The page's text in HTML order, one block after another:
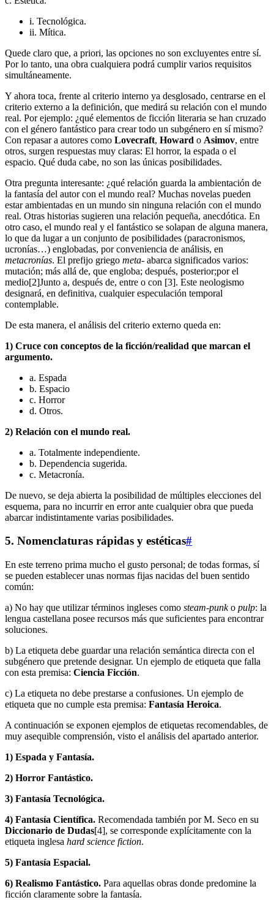
i. Tecnológica.
ii. Mítica.
Quede claro que, a priori, las opciones no son excluyentes entre sí.
Por lo tanto, una obra cualquiera podrá cumplir varios requisitos
simultáneamente.
Y ahora toca, frente al criterio interno ya desglosado, centrarse en el
criterio externo a la definición, que medirá su relación con el mundo
real. Por ejemplo: ¿qué elementos de ficción literaria se han cruzado
con el género fantástico para crear todo un subgénero en sí mismo?
Con repasar a autores como Lovecraft, Howard o Asimov, entre
otros, surgen respuestas muy claras: El horror, la espada o el
espacio. Qué duda cabe, no son las únicas posibilidades.
Otra pregunta interesante: ¿qué relación guarda la ambientación de
la fantasía del autor con el mundo real? Muchas novelas pueden
estar ambientadas en un mundo sin ninguna relación con el mundo
real. Otras historias sugieren una relación pequeña, anecdótica. En
otro caso, el mundo real y el fantástico se solapan de alguna manera,
lo que da lugar a un conjunto de posibilidades (paracronismos,
ucronías…) englobadas, por conveniencia de análisis, en
metacronías. El prefijo griego meta- abarca significados varios:
mutación; más allá de, que engloba; después, posterior;por el
medio[2]Junto a, después de, entre o con [3]. Este neologismo
designará, en definitiva, cualquier especulación temporal
contemplable.
De esta manera, el análisis del criterio externo queda en:
1) Cruce con conceptos de la ficción/realidad que marcan el
argumento.
a. Espada
b. Espacio
c. Horror
d. Otros.
2) Relación con el mundo real.
a. Totalmente independiente.
b. Dependencia sugerida.
c. Metacronía.
De nuevo, se deja abierta la posibilidad de múltiples elecciones del
esquema, para no incurrir en error ante cualquier obra que pueda
abarcar indistintamente varias posibilidades.
5. Nomenclaturas rápidas y estéticas#
En este terreno prima mucho el gusto personal; de todas formas, sí
se pueden establecer unas normas fijas nacidas del buen sentido
común:
a) No hay que utilizar términos ingleses como steam-punko pulp: la
lengua castellana posee recursos más que suficientes para encontrar
soluciones.
b) La etiqueta debe guardar una relación semántica directa con el
subgénero que pretende designar. Un ejemplo de etiqueta que falla
con esta premisa: Ciencia Ficción.
c) La etiqueta no debe prestarse a confusiones. Un ejemplo de
etiqueta que no cumple esta premisa: Fantasía Heroica.
A continuación se exponen ejemplos de etiquetas recomendables, de
muy asequible comprensión, visto el análisis del apartado anterior.
1) Espada y Fantasía.
2) Horror Fantástico.
3) Fantasía Tecnológica.
4) Fantasía Científica. Recomendada también por M. Seco en su
Diccionario de Dudas[4], se corresponde explícitamente con la
etiqueta inglesa hard science fiction.
5) Fantasía Espacial.
6) Realismo Fantástico. Para aquellas obras donde predomine la
ficción claramente sobre la fantasía.